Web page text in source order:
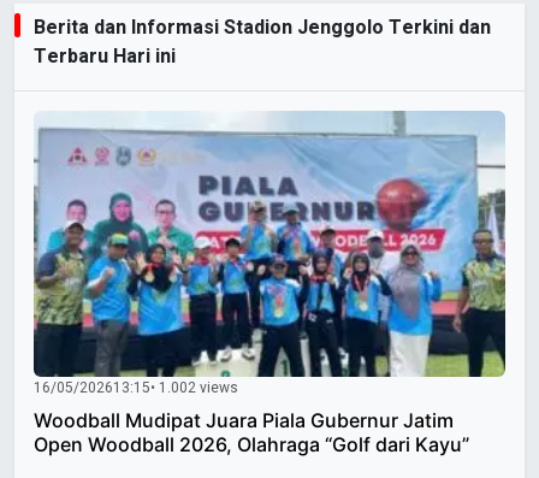
Berita dan Informasi Stadion Jenggolo Terkini dan
Terbaru Hari ini
16/05/202613:15• 1.002 views
Woodball Mudipat Juara Piala Gubernur Jatim
Open Woodball 2026, Olahraga “Golf dari Kayu”